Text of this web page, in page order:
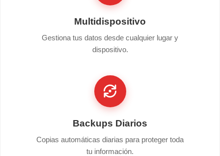
Multidispositivo
Gestiona tus datos desde cualquier lugar y
dispositivo.
Backups Diarios
Copias automáticas diarias para proteger toda
tu información.